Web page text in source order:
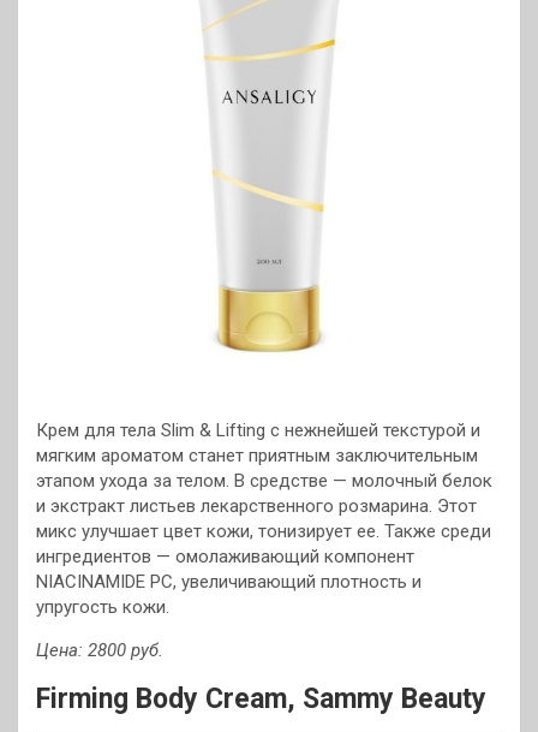
Крем для тела Slim & Lifting с нежнейшей текстурой и
мягким ароматом станет приятным заключительным
этапом ухода за телом. В средстве — молочный белок
и экстракт листьев лекарственного розмарина. Этот
микс улучшает цвет кожи, тонизирует ее. Также среди
ингредиентов — омолаживающий компонент
NIACINAMIDE PC, увеличивающий плотность и
упругость кожи.
Цена: 2800 руб.
Firming Body Cream, Sammy Beauty